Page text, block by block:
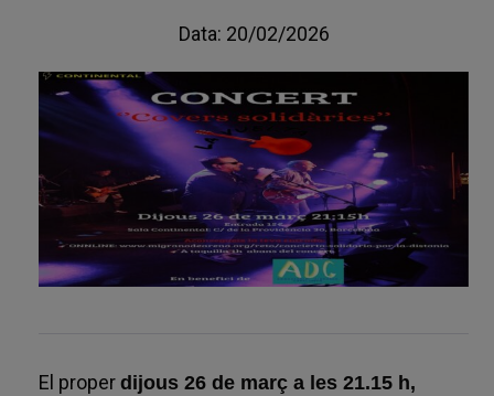
Data: 20/02/2026
El proper dijous 26 de març a les 21.15 h,